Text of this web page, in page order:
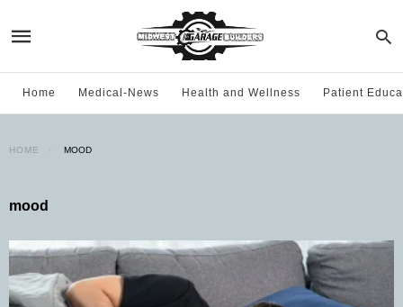
Home Medical-News Health and Wellness Patient
HOME MOOD
mood